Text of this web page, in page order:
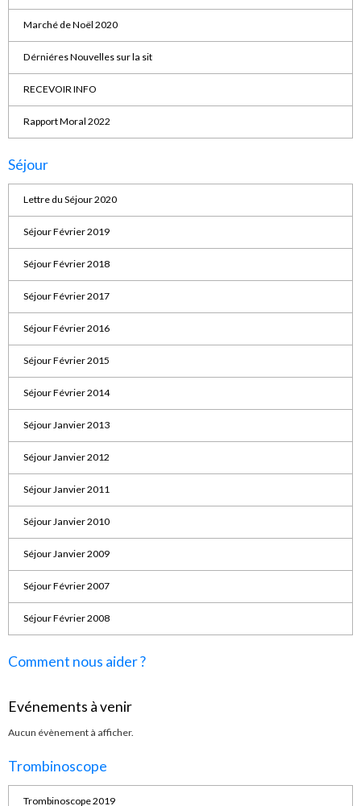
Marché de Noël 2020
Dérniéres Nouvelles sur la sit
RECEVOIR INFO
Rapport Moral 2022
Séjour
Lettre du Séjour 2020
Séjour Février 2019
Séjour Février 2018
Séjour Février 2017
Séjour Février 2016
Séjour Février 2015
Séjour Février 2014
Séjour Janvier 2013
Séjour Janvier 2012
Séjour Janvier 2011
Séjour Janvier 2010
Séjour Janvier 2009
Séjour Février 2007
Séjour Février 2008
Comment nous aider ?
Evénements à venir
Aucun évènement à afficher.
Trombinoscope
Trombinoscope 2019